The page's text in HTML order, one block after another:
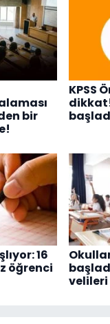
bir
KPSS
16
öğrenci
velileri